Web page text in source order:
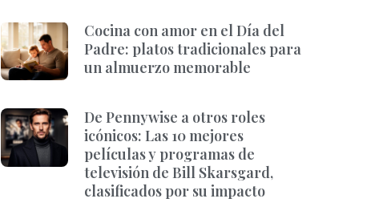
Cocina con amor en el Día del
Padre: platos tradicionales para
un almuerzo memorable
De Pennywise a otros roles
icónicos: Las 10 mejores
películas y programas de
televisión de Bill Skarsgard,
clasificados por su impacto